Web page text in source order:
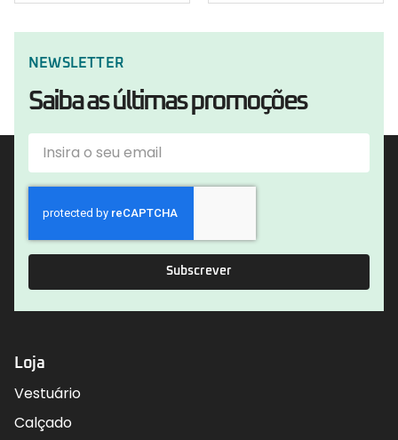
NEWSLETTER
Saiba as últimas promoções
Subscrever
Loja
Vestuário
Calçado